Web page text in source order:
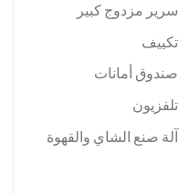
سرير مزدوج كبير
تكييف
صندوق أمانات
تلفزيون
آلة صنع الشاي والقهوة